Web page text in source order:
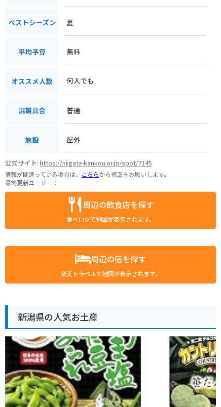
ベストシーズン 夏
平均予算 無料
オススメ人数 何人でも
混雑具合 普通
施設 屋外
公式サイト:https://niigata-kankou.or.jp/spot/7145
情報が間違っている場合は、 こちらから修正をお願いします。
最終更新ユーザー：
周辺の飲食店を探す
食べログで地図が表示されます。
周辺の宿を探す
楽天トラベルで地図が表示されます。
新潟県の人気お土産